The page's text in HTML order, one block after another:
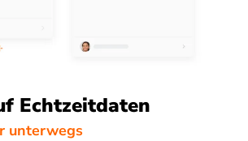
Echtzeitdaten
unterwegs